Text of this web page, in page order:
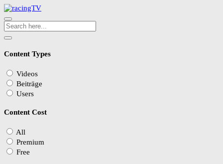
Content Types
Videos
Beiträge
Users
Content Cost
All
Premium
Free